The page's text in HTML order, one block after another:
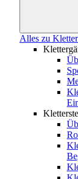
Alles zu